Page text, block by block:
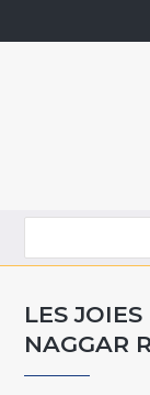
LES
NAGGAR